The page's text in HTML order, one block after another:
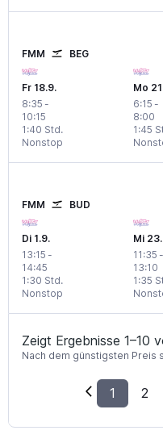
FMM BEG
Fr 18.9.
8:35 -
10:15
Nonstop
1:40 Std.
Mo
6:15 -
8:00
1:45
FMM BUD
Di 1.9.
13:15 -
14:45
Nonstop
1:30 Std.
Mi
11:35 -
13:10
1:35
Zeigt Ergebnisse 1–10
Nach dem günstigsten Preis
1 2